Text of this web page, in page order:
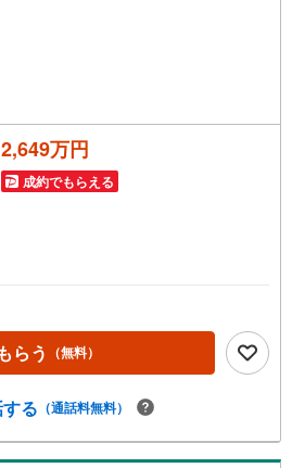
2,649万円
成約でもらえる
らう （無料）
る （通話料無料）